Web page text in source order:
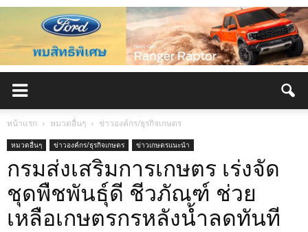
หน้าแรก หมวดอื่นๆ ข่าวองค์กร/ธุรกิจเกษตร
หมวดอื่นๆ ข่าวองค์กร/ธุรกิจเกษตร ข่าวเกษตรแนะนำ
กรมส่งเสริมการเกษตร เร่งจัด
ชุดพืชพันธุ์ดี ชีวภัณฑ์ ช่วย
เหลือเกษตรกรหลังน้ำลดทันที